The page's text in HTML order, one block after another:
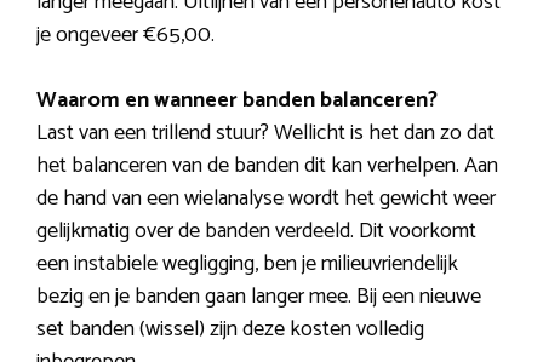
je ongeveer €65,00.
Waarom en wanneer banden balanceren?
Last van een trillend stuur? Wellicht is het dan zo dat
het balanceren van de banden dit kan verhelpen. Aan
de hand van een wielanalyse wordt het gewicht weer
gelijkmatig over de banden verdeeld. Dit voorkomt
een instabiele wegligging, ben je milieuvriendelijk
bezig en je banden gaan langer mee. Bij een nieuwe
set banden (wissel) zijn deze kosten volledig